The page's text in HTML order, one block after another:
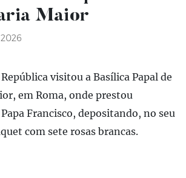
Maior
visitou a Basílica Papal de
em Roma, onde prestou
Francisco, depositando, no seu
com sete rosas brancas.